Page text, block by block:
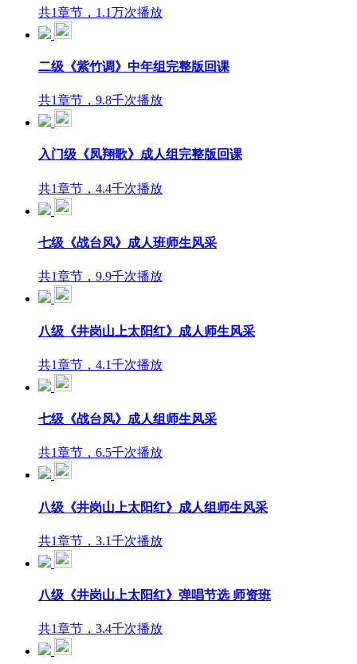
共1章节，1.1万次播放
二级《紫竹调》中年组完整版回课
共1章节，9.8千次播放
入门级《凤翔歌》成人组完整版回课
共1章节，4.4千次播放
七级《战台风》成人班师生风采
共1章节，9.9千次播放
八级《井岗山上太阳红》成人师生风采
共1章节，4.1千次播放
七级《战台风》成人组师生风采
共1章节，6.5千次播放
八级《井岗山上太阳红》成人组师生风采
共1章节，3.1千次播放
八级《井岗山上太阳红》弹唱节选 师资班
共1章节，3.4千次播放